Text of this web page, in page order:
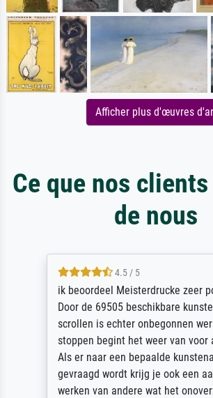
Afficher plus d'œuvres
Ce que nos
de nous
4.5 / 5
ik beoordeel Meisterdrucke zeer
Door de 69505 beschikbare
scrollen is echter onbegonnen
stoppen begint het weer van voor
Als er naar een bepaalde
gevraagd wordt krijg je ook een
werken van andere wat het